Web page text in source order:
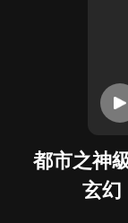
都市之神
玄幻